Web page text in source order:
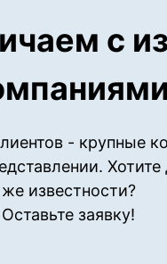
с
- крупные
Хотите
же известности?
Оставьте заявку!